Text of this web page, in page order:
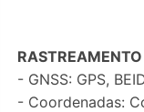
- GNSS: GPS,
- Coordenadas: